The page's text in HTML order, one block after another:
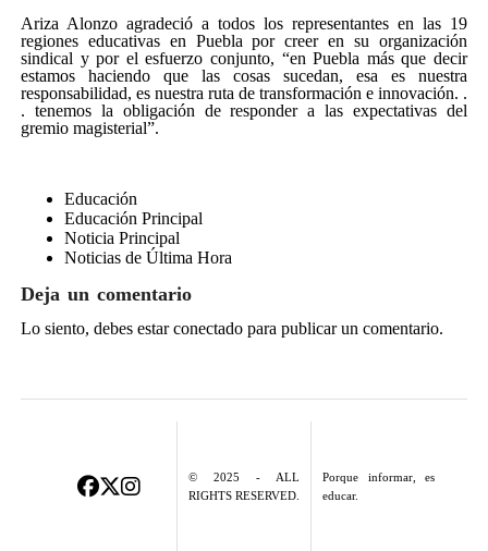
Ariza Alonzo agradeció a todos los representantes en las 19
regiones educativas en Puebla por creer en su organización
sindical y por el esfuerzo conjunto, “en Puebla más que decir
estamos haciendo que las cosas sucedan, esa es nuestra
responsabilidad, es nuestra ruta de transformación e innovación. .
. tenemos la obligación de responder a las expectativas del
gremio magisterial”.
Educación
Educación Principal
Noticia Principal
Noticias de Última Hora
Deja un comentario
Lo siento, debes estarconectadopara publicar un comentario.
© 2025 - ALL
RIGHTS RESERVED.
Porque informar, es
educar.